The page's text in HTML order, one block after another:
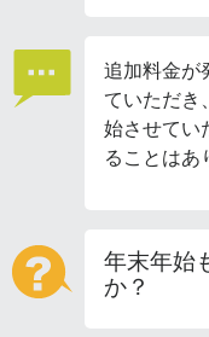
追加料金が
ていただき
始させてい
ることはあ
年末年始
か？